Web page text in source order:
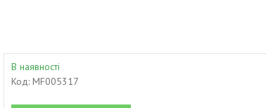
В наявності
Код: MF005317